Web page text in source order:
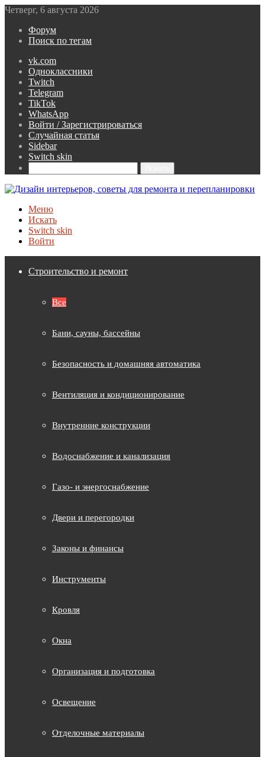
Четверг, 6 августа 2026
Форум
Поиск по тегам
vk.com
Одноклассники
Twitch
Telegram
TikTok
WhatsApp
Войти / Зарегистрироваться
Случайная статья
Sidebar
Switch skin
Меню
Искать
Switch skin
Войти
Строительство и ремонт
Все
Бани, сауны, бассейны
Безопасность и домашняя автоматика
Вентиляция и кондиционирование
Внутренние конструкции
Водоснабжение и канализация
Газо- и энергоснабжение
Двери и перегородки
Законы и финансы
Инструменты
Кровля
Окна
Организация и подготовка
Освещение
Отделочные материалы